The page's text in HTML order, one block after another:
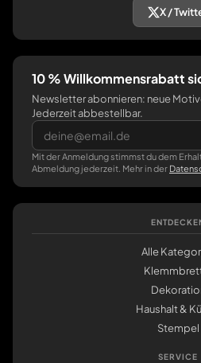
X /
10 % Willkommensrabatt
Newsletter abonnieren: neue
Jederzeit abbestellbar.
Mit der Anmeldung stimmst du dem
Abmeldung jederzeit. Mehr in der
Alle
Haushalt &
Stempel
SERVICE